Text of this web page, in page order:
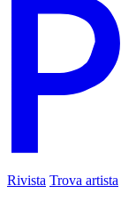
Rivista Trova artista